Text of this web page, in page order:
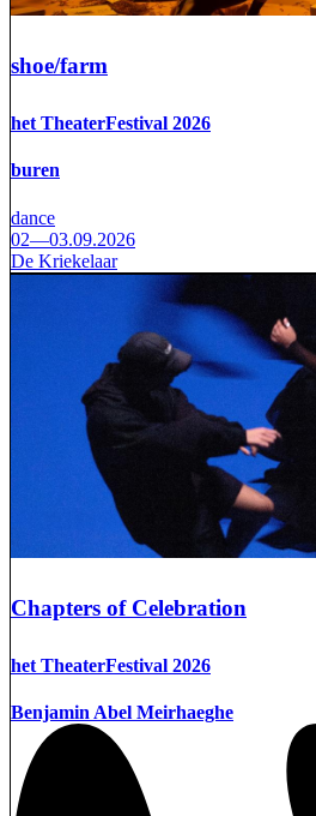
shoe/farm
het TheaterFestival 2026
buren
dance
02—03.09.2026
De Kriekelaar
Chapters of Celebration
het TheaterFestival 2026
Benjamin Abel Meirhaeghe